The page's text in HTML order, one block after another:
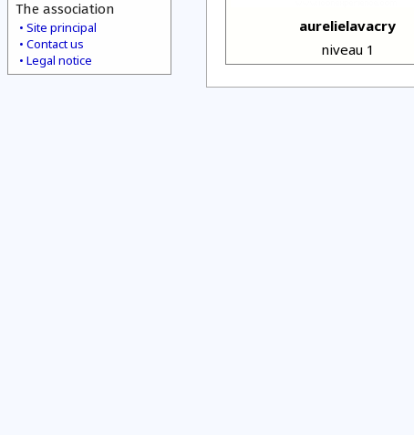
The association
Site principal
Contact us
Legal notice
aurelielavacry
niveau 1